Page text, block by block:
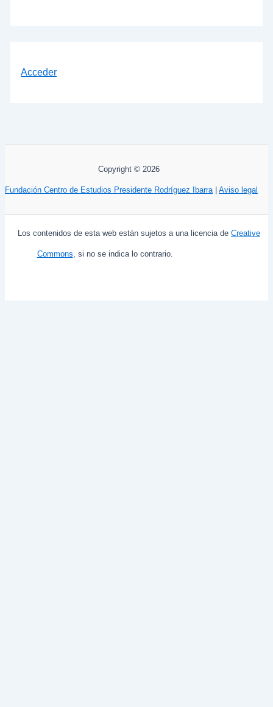
Acceder
Copyright © 2026
Fundación Centro de Estudios Presidente Rodríguez Ibarra| Aviso legal
Los contenidos de esta web están sujetos a una licencia de Creative
Commons, si no se indica lo contrario.